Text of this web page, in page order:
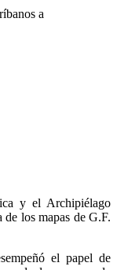
a
y el Archipiélago
los mapas de G.F.
el papel de